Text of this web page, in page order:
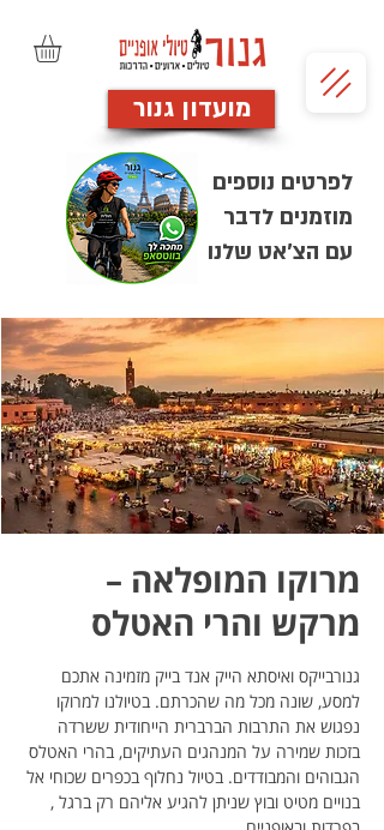
מועדון גנור
לפרטים נוספים
מוזמנים לדבר
עם הצ'אט שלנו
מרוקו המופלאה –
מרקש והרי האטלס
גנורבייקס ואיסתא הייק אנד בייק מזמינה אתכם
למסע, שונה מכל מה שהכרתם. בטיולנו למרוקו
נפגוש את התרבות הברברית הייחודית ששרדה
בזכות שמירה על המנהגים העתיקים, בהרי האטלס
הגבוהים והמבודדים. בטיול נחלוף בכפרים שכוחי אל
בנויים מטיט ובוץ שניתן להגיע אליהם רק ברגל ,